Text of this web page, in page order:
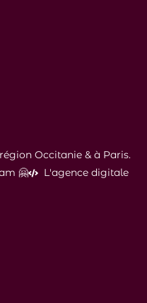
Occitanie & à Paris.
🤗
L'agence digitale